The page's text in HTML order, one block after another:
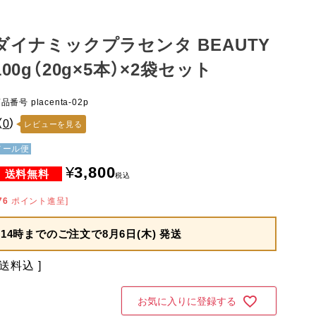
イナミックプラセンタ BEAUTY
（20g×5本）×2袋セット
番号 placenta-02p
0） レビューを見る
ール便
¥3,800税込
ポイント進呈]
14時までのご注文で8月6日(木) 発送
料込
お気に入りに登録する